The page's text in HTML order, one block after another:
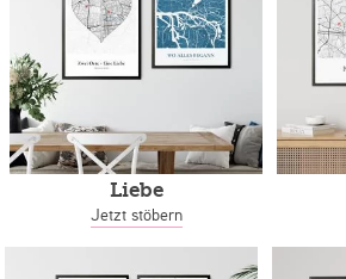
Liebe
Jetzt stöbern